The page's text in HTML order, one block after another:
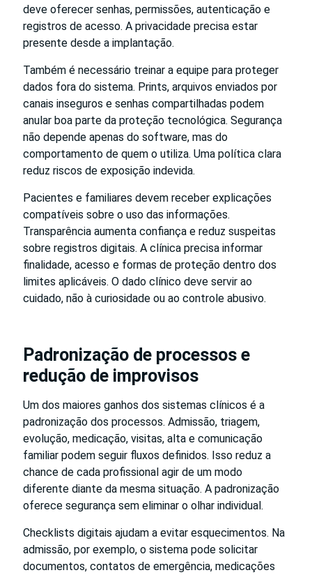
deve oferecer senhas, permissões, autenticação e
registros de acesso. A privacidade precisa estar
presente desde a implantação.
Também é necessário treinar a equipe para proteger
dados fora do sistema. Prints, arquivos enviados por
canais inseguros e senhas compartilhadas podem
anular boa parte da proteção tecnológica. Segurança
não depende apenas do software, mas do
comportamento de quem o utiliza. Uma política clara
reduz riscos de exposição indevida.
Pacientes e familiares devem receber explicações
compatíveis sobre o uso das informações.
Transparência aumenta confiança e reduz suspeitas
sobre registros digitais. A clínica precisa informar
finalidade, acesso e formas de proteção dentro dos
limites aplicáveis. O dado clínico deve servir ao
cuidado, não à curiosidade ou ao controle abusivo.
Padronização de processos e
redução de improvisos
Um dos maiores ganhos dos sistemas clínicos é a
padronização dos processos. Admissão, triagem,
evolução, medicação, visitas, alta e comunicação
familiar podem seguir fluxos definidos. Isso reduz a
chance de cada profissional agir de um modo
diferente diante da mesma situação. A padronização
oferece segurança sem eliminar o olhar individual.
Checklists digitais ajudam a evitar esquecimentos. Na
admissão, por exemplo, o sistema pode solicitar
documentos, contatos de emergência, medicações